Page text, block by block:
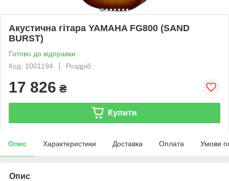
Акустична гітара YAMAHA FG800 (SAND
BURST)
Готово до відправки
Код: 1001194
Роздріб
17 826 ₴
Купити
Опис Характеристики Доставка Оплата Умови
Опис